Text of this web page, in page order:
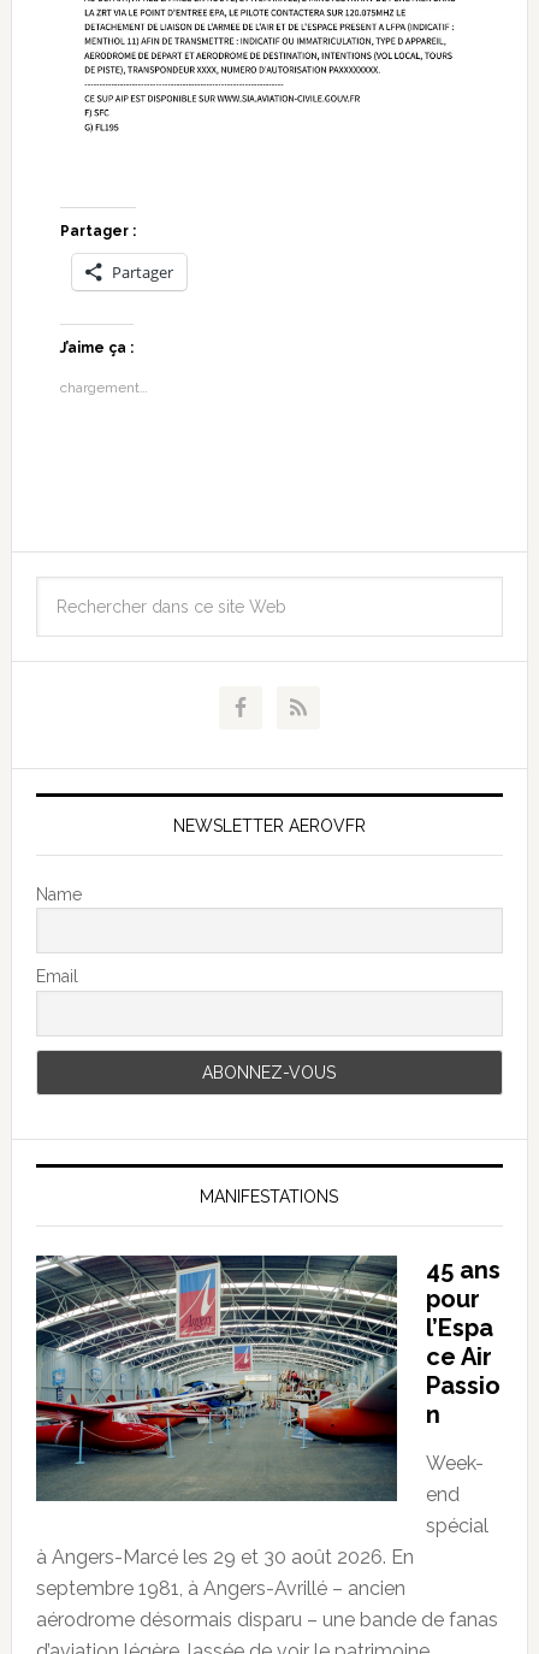
Partager :
Partager
J’aime ça :
chargement…
NEWSLETTER AEROVFR
Name
Email
MANIFESTATIONS
45 ans
pour
l’Espa
ce Air
Passio
n
Week-
end
spécial
à Angers-Marcé les 29 et 30 août 2026. En
septembre 1981, à Angers-Avrillé – ancien
aérodrome désormais disparu – une bande de fanas